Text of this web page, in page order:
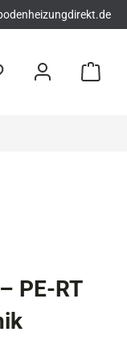
PE-RT